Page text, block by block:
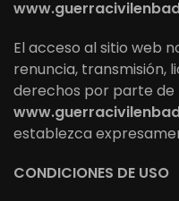
El acceso al sitio web
renuncia, transmisión,
derechos por parte de
establezca
CONDICIONES DE USO